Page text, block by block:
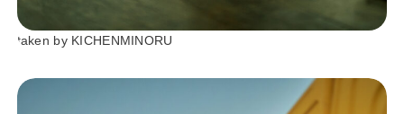
taken by KICHENMINORU